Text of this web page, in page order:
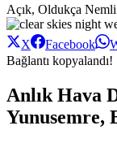
Açık, Oldukça Nemli
X Facebook
Bağlantı kopyalandı!
Anlık Hava
Yunusemre,